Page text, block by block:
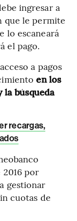
ingresar a
que le permite
lo escaneará
el pago.
a pagos
en los
la búsqueda
recargas,
por
gestionar
cuotas de